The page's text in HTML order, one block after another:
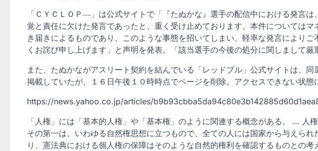
「ＣＹＣＬＯＰ―」は公式サイトで「『たぬかな』選手の配信中における発言
覚と責任に欠けた発言であったと、重く受け止めております。本件については
き届きによるものであり、このような事態を招いてしまい、軽率な発言により
くお詫び申し上げます」と声明を発表。「該当選手の今後の処分に関しまして厳
また、たぬかながアスリート契約を結んでいる「レッドブル」公式サイトは、
掲載していたが、１６日午後１０時時点でページを削除。アクセスできない状態
https://news.yahoo.co.jp/articles/
「人権」には「基本的人権」や「基本権」のように関連する概念がある。 … 人
その第一は、いわゆる自然権思想に立つもので、全ての人には国家から与えら
り、憲法典における個人権の保障はそのような自然的権利を確認するものとの考